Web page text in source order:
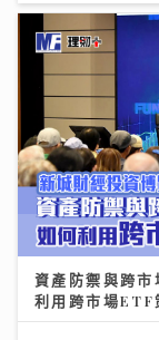
資產防禦與跨
利用跨市場ETF